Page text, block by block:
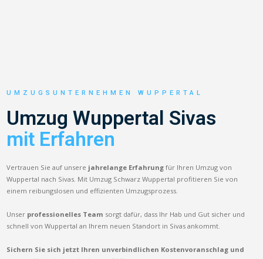
UMZUGSUNTERNEHMEN WUPPERTAL
Umzug Wuppertal Sivas
mit Erfahren
Vertrauen Sie auf unsere jahrelange Erfahrung für Ihren Umzug von
Wuppertal nach Sivas. Mit Umzug Schwarz Wuppertal profitieren Sie von
einem reibungslosen und effizienten Umzugsprozess.
Unser professionelles Team sorgt dafür, dass Ihr Hab und Gut sicher und
schnell von Wuppertal an Ihrem neuen Standort in Sivas ankommt.
Sichern Sie sich jetzt Ihren unverbindlichen Kostenvoranschlag und